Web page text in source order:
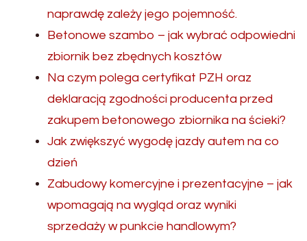
naprawdę zależy jego pojemność.
Betonowe szambo – jak wybrać odpowiedni
zbiornik bez zbędnych kosztów
Na czym polega certyfikat PZH oraz
deklaracją zgodności producenta przed
zakupem betonowego zbiornika na ścieki?
Jak zwiększyć wygodę jazdy autem na co
dzień
Zabudowy komercyjne i prezentacyjne – jak
wpomagają na wygląd oraz wyniki
sprzedaży w punkcie handlowym?